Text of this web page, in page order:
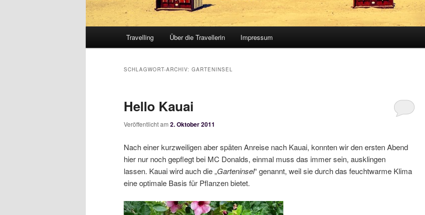
Travelling Über die Travellerin Impressum
SCHLAGWORT-ARCHIV: GARTENINSEL
Hello Kauai
Veröffentlicht am 2. Oktober 2011
Nach einer kurzweiligen aber späten Anreise nach Kauai, konnten wir den ersten Abend
hier nur noch gepflegt bei MC Donalds, einmal muss das immer sein, ausklingen
lassen. Kauai wird auch die „Garteninsel“ genannt, weil sie durch das feuchtwarme Klima
eine optimale Basis für Pflanzen bietet.